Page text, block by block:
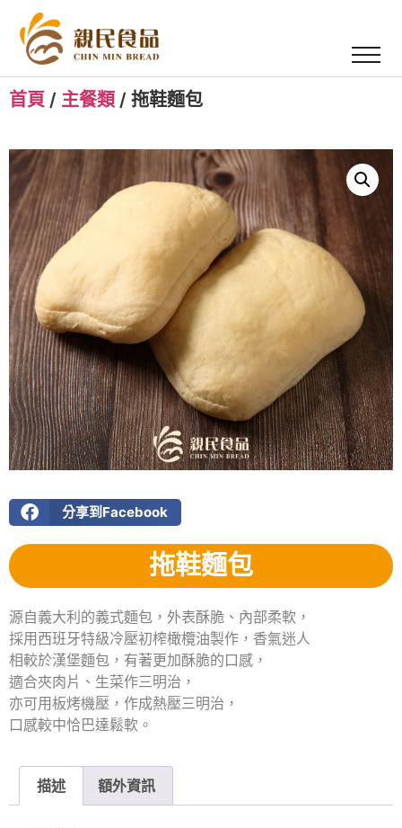
首頁 / 主餐類 / 拖鞋麵包
分享到Facebook
拖鞋麵包
源自義大利的義式麵包，外表酥脆、內部柔軟，
採用西班牙特級冷壓初榨橄欖油製作，香氣迷人
相較於漢堡麵包，有著更加酥脆的口感，
適合夾肉片、生菜作三明治，
亦可用板烤機壓，作成熱壓三明治，
口感較中恰巴達鬆軟。
描述 額外資訊